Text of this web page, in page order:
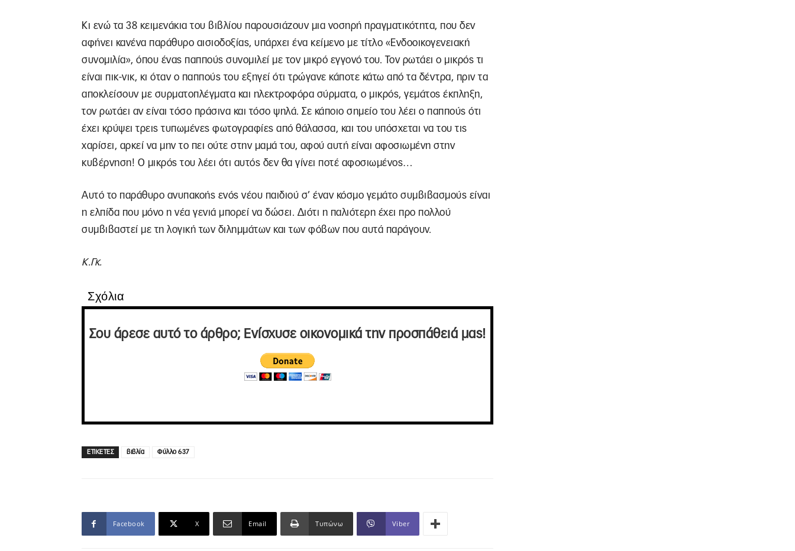
Κι ενώ τα 38 κειμενάκια του βιβλίου παρουσιάζουν μια νοσηρή πραγματικότητα, που δεν
αφήνει κανένα παράθυρο αισιοδοξίας, υπάρχει ένα κείμενο με τίτλο «Ενδοοικογενειακή
συνομιλία», όπου ένας παππούς συνομιλεί με τον μικρό εγγονό του. Τον ρωτάει ο μικρός τι
είναι πικ-νικ, κι όταν ο παππούς του εξηγεί ότι τρώγανε κάποτε κάτω από τα δέντρα, πριν τα
αποκλείσουν με συρματοπλέγματα και ηλεκτροφόρα σύρματα, ο μικρός, γεμάτος έκπληξη,
τον ρωτάει αν είναι τόσο πράσινα και τόσο ψηλά. Σε κάποιο σημείο του λέει ο παππούς ότι
έχει κρύψει τρεις τυπωμένες φωτογραφίες από θάλασσα, και του υπόσχεται να του τις
χαρίσει, αρκεί να μην το πει ούτε στην μαμά του, αφού αυτή είναι αφοσιωμένη στην
κυβέρνηση! Ο μικρός του λέει ότι αυτός δεν θα γίνει ποτέ αφοσιωμένος…
Αυτό το παράθυρο ανυπακοής ενός νέου παιδιού σ’ έναν κόσμο γεμάτο συμβιβασμούς είναι
η ελπίδα που μόνο η νέα γενιά μπορεί να δώσει. Διότι η παλιότερη έχει προ πολλού
συμβιβαστεί με τη λογική των διλημμάτων και των φόβων που αυτά παράγουν.
Κ.Γκ.
Σχόλια
Σου άρεσε αυτό το άρθρο; Ενίσχυσε οικονομικά την προσπάθειά μας!
ΕΤΙΚΕΤΕΣ βιβλία Φύλλο 637
Facebook X Email Τυπώνω Viber